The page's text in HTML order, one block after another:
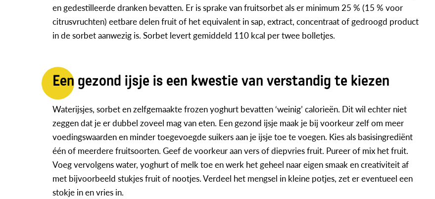
en gedestilleerde dranken bevatten. Er is sprake van fruitsorbet als er minimum 25 % (15 % voor
citrusvruchten) eetbare delen fruit of het equivalent in sap, extract, concentraat of gedroogd product
in de sorbet aanwezig is. Sorbet levert gemiddeld 110 kcal per twee bolletjes.
Een gezond ijsje is een kwestie van verstandig te kiezen
Waterijsjes, sorbet en zelfgemaakte frozen yoghurt bevatten ‘weinig’ calorieën. Dit wil echter niet
zeggen dat je er dubbel zoveel mag van eten. Een gezond ijsje maak je bij voorkeur zelf om meer
voedingswaarden en minder toegevoegde suikers aan je ijsje toe te voegen. Kies als basisingrediënt
één of meerdere fruitsoorten. Geef de voorkeur aan vers of diepvries fruit. Pureer of mix het fruit.
Voeg vervolgens water, yoghurt of melk toe en werk het geheel naar eigen smaak en creativiteit af
met bijvoorbeeld stukjes fruit of nootjes. Verdeel het mengsel in kleine potjes, zet er eventueel een
stokje in en vries in.